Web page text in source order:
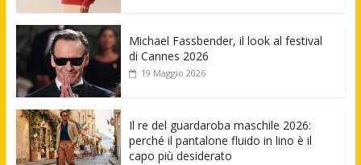
Michael Fassbender, il look al festival
di Cannes 2026
19 Maggio 2026
Il re del guardaroba maschile 2026:
perché il pantalone fluido in lino è il
capo più desiderato